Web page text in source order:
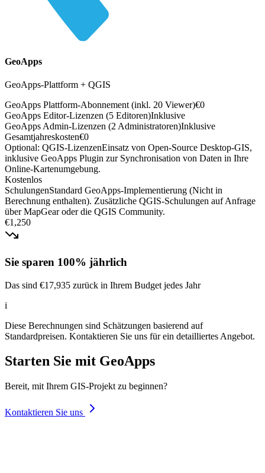
GeoApps
GeoApps-Plattform + QGIS
GeoApps Plattform-Abonnement (inkl. 20 Viewer)€0
GeoApps Editor-Lizenzen (5 Editoren)Inklusive
GeoApps Admin-Lizenzen (2 Administratoren)Inklusive
Gesamtjahreskosten€0
Optional: QGIS-LizenzenEinsatz von Open-Source Desktop-GIS,
inklusive GeoApps Plugin zur Synchronisation von Daten in Ihre
Online-Kartenumgebung.
Kostenlos
SchulungenStandard GeoApps-Implementierung (Nicht in
Berechnung enthalten). Zusätzliche QGIS-Schulungen auf Anfrage
über MapGear oder die QGIS Community.
€1,250
Sie sparen 100% jährlich
Das sind €17,935 zurück in Ihrem Budget jedes Jahr
i
Diese Berechnungen sind Schätzungen basierend auf
Standardpreisen. Kontaktieren Sie uns für ein detailliertes Angebot.
Starten Sie mit GeoApps
Bereit, mit Ihrem GIS-Projekt zu beginnen?
Kontaktieren Sie uns